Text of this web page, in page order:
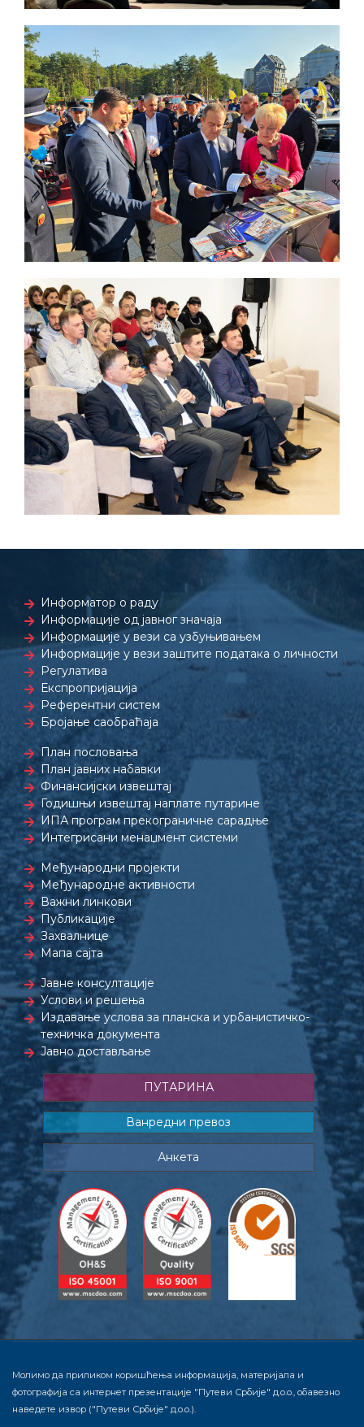
Информатор о раду
Информације од јавног значаја
Информације у вези са узбуњивањем
Информације у вези заштите података о личности
Регулатива
Експропријација
Референтни систем
Бројање саобраћаја
План пословања
План јавних набавки
Финансијски извештај
Годишњи извештај наплате путарине
ИПА програм прекограничне сарадње
Интегрисани менаџмент системи
Међународни пројекти
Међународне активности
Важни линкови
Публикације
Захвалнице
Мапа сајта
Јавне консултације
Услови и решења
Издавање услова за планска и урбанистичко-
техничка документа
Јавно достављање
ПУТАРИНА
Ванредни превоз
Анкета
Молимо да приликом коришћења информација, материјала и
фотографија са интернет презентације "Путеви Србије" д.о.о., обавезно
наведете извор ("Путеви Србије" д.о.о.).